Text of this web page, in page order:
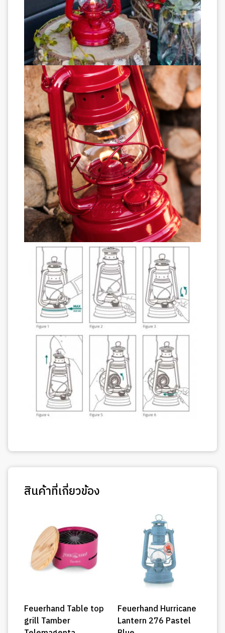
สินค้าที่เกี่ยวข้อง
Feuerhand Table top
grill Tamber
Feuerhand Hurricane
Lantern 276 Pastel